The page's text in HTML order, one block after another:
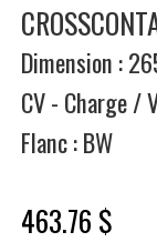
Dimension :
CV - Charge /
Flanc : BW
463.76 $